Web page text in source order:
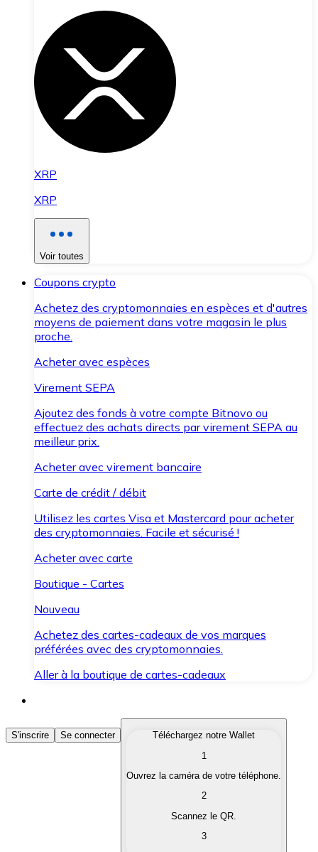
XRP
XRP
Voir toutes
Coupons crypto
Achetez des cryptomonnaies en espèces et d'autres
moyens de paiement dans votre magasin le plus
proche.
Acheter avec espèces
Virement SEPA
Ajoutez des fonds à votre compte Bitnovo ou
effectuez des achats directs par virement SEPA au
meilleur prix.
Acheter avec virement bancaire
Carte de crédit / débit
Utilisez les cartes Visa et Mastercard pour acheter
des cryptomonnaies. Facile et sécurisé !
Acheter avec carte
Boutique - Cartes
Nouveau
Achetez des cartes-cadeaux de vos marques
préférées avec des cryptomonnaies.
Aller à la boutique de cartes-cadeaux
Acheter des Cryptomonnaies
Achetez les cryptomonnaies qui vous intéressent
Convertissez vos cryptomonnaies en monnaie
S'inscrire Se connecter
Téléchargez notre Wallet
1
Ouvrez la caméra de votre téléphone.
2
Scannez le QR.
3